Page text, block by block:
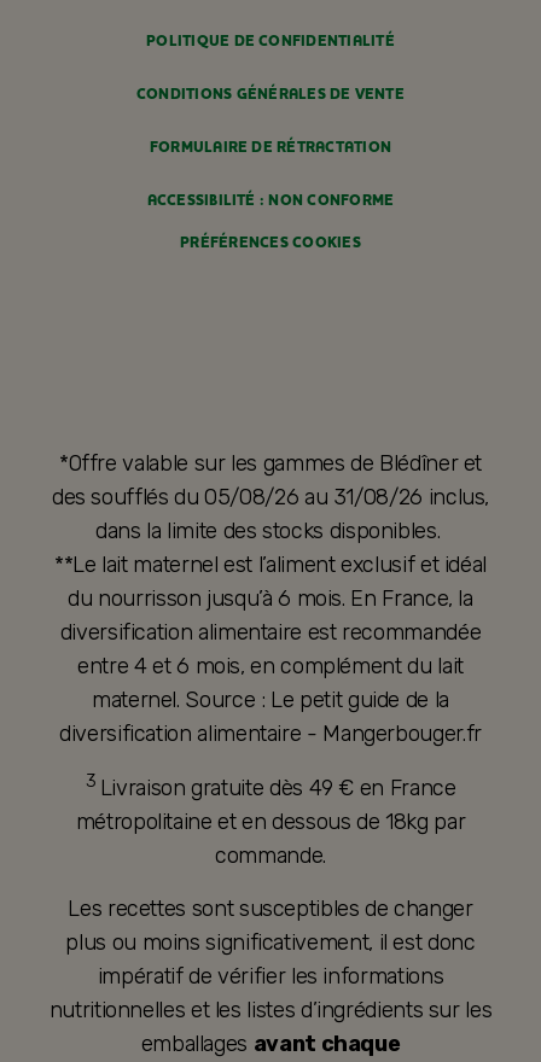
POLITIQUE DE CONFIDENTIALITÉ
CONDITIONS GÉNÉRALES DE VENTE
FORMULAIRE DE RÉTRACTATION
ACCESSIBILITÉ : NON CONFORME
PRÉFÉRENCES COOKIES
*Offre valable sur les gammes de Blédîner et
des soufflés du 05/08/26 au 31/08/26 inclus,
dans la limite des stocks disponibles.
**Le lait maternel est l’aliment exclusif et idéal
du nourrisson jusqu’à 6 mois. En France, la
diversification alimentaire est recommandée
entre 4 et 6 mois, en complément du lait
maternel. Source : Le petit guide de la
diversification alimentaire - Mangerbouger.fr
3 Livraison gratuite dès 49 € en France
métropolitaine et en dessous de 18kg par
commande.
Les recettes sont susceptibles de changer
plus ou moins significativement, il est donc
impératif de vérifier les informations
nutritionnelles et les listes d’ingrédients sur les
emballages avant chaque